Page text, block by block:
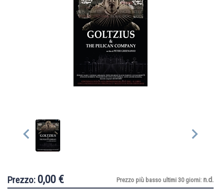
Prezzo: 0,00 € Prezzo più basso ultimi 30 giorni: n.d.